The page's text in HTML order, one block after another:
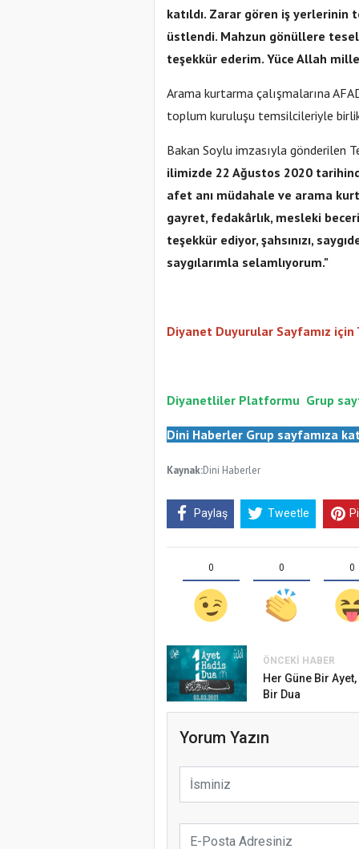
katıldı. Zarar gören iş yerlerinin
üstlendi. Mahzun gönüllere
teşekkür ederim. Yüce Allah
Arama kurtarma çalışmalarına
toplum kuruluşu temsilcileriyle
Bakan Soylu imzasıyla gönderilen
ilimizde 22 Ağustos 2020
afet anı müdahale ve arama
gayret, fedakârlık, mesleki
teşekkür ediyor, şahsınızı,
saygılarımla selamlıyorum."
Diyanet Duyurular Sayfamız için
Diyanetliler Platformu Grup
Dini Haberler Grup sayfamıza
Kaynak:Dini Haberler
Paylaş Tweetle
0 0 0
ÖNCEKI HABER
Her Güne Bir
Bir Dua
Yorum Yazın
Samsun
Etkinliği